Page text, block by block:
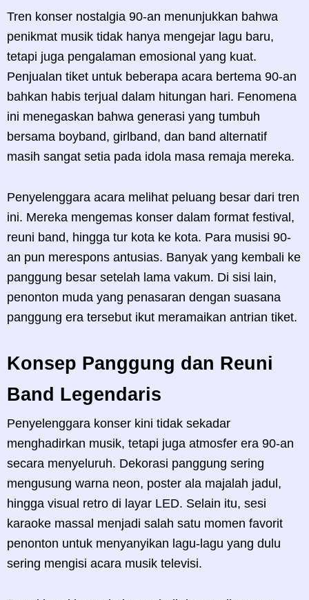
Tren konser nostalgia 90-an menunjukkan bahwa
penikmat musik tidak hanya mengejar lagu baru,
tetapi juga pengalaman emosional yang kuat.
Penjualan tiket untuk beberapa acara bertema 90-an
bahkan habis terjual dalam hitungan hari. Fenomena
ini menegaskan bahwa generasi yang tumbuh
bersama boyband, girlband, dan band alternatif
masih sangat setia pada idola masa remaja mereka.
Penyelenggara acara melihat peluang besar dari tren
ini. Mereka mengemas konser dalam format festival,
reuni band, hingga tur kota ke kota. Para musisi 90-
an pun merespons antusias. Banyak yang kembali ke
panggung besar setelah lama vakum. Di sisi lain,
penonton muda yang penasaran dengan suasana
panggung era tersebut ikut meramaikan antrian tiket.
Konsep Panggung dan Reuni
Band Legendaris
Penyelenggara konser kini tidak sekadar
menghadirkan musik, tetapi juga atmosfer era 90-an
secara menyeluruh. Dekorasi panggung sering
mengusung warna neon, poster ala majalah jadul,
hingga visual retro di layar LED. Selain itu, sesi
karaoke massal menjadi salah satu momen favorit
penonton untuk menyanyikan lagu-lagu yang dulu
sering mengisi acara musik televisi.